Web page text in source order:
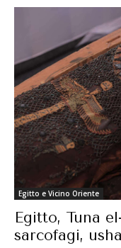
Egitto e Vicino Oriente
Egitto, Tuna
sarcofagi,